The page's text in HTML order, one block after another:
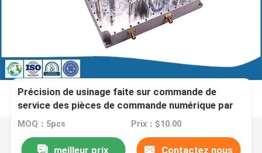
Précision de usinage faite sur commande de
service des pièces de commande numérique par
ordinateur de communication
électronique/commande numérique par ordinateur
haute
MOQ：5pcs Prix：$10.00
meilleur prix Contactez nous